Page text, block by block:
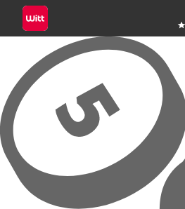
Přeskočit na hlavní obsah